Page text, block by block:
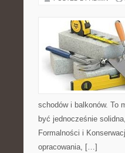
schodów i balkonów. To
być jednocześnie
Formalności i
opracowania, […]